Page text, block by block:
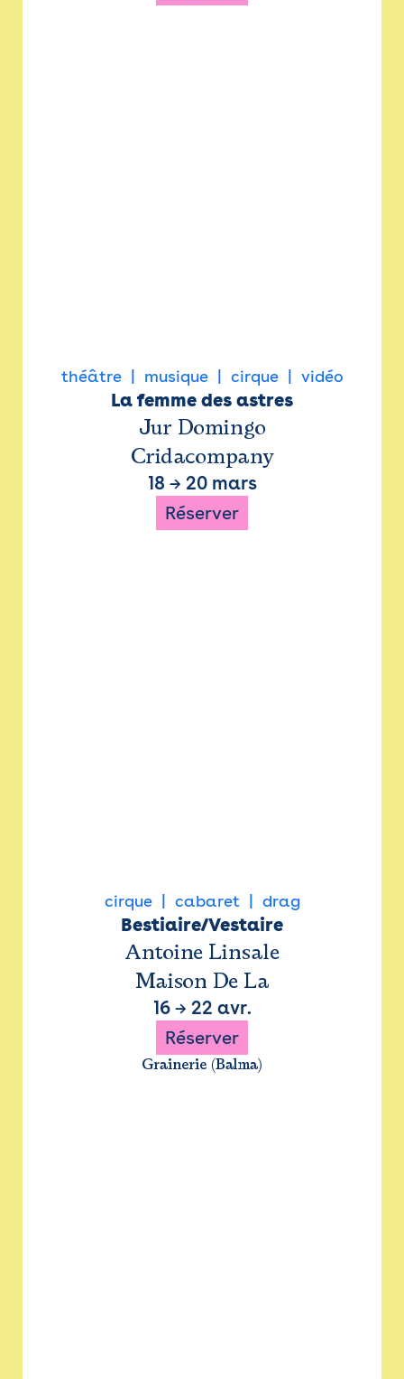
théâtre musique cirque vidéo
La femme des astres
Jur Domingo
Cridacompany
18 → 20 mars
Réserver
cirque cabaret drag
Bestiaire/Vestaire
Antoine Linsale
Maison De La
16→ 22 avr.
Réserver
Grainerie (Balma)